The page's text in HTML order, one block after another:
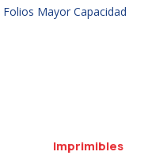
Folios Mayor Capacidad
Imprimibles